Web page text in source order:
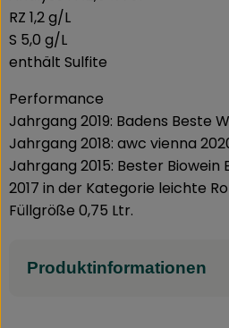
RZ 1,2 g/L
S 5,0 g/L
enthält Sulfite
Performance
Jahrgang 2019: Badens Beste
Jahrgang 2018: awc vienna
Jahrgang 2015: Bester
2017 in der Kategorie leichte
Füllgröße 0,75 Ltr.
Produktinformationen